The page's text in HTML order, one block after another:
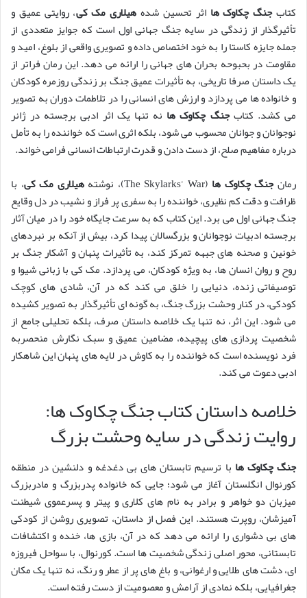
کتابجنگ چکاوک ها اثر تحسین شده هیلاری مک کی، روایتی عمیق و
تأثیرگذار از زندگی در سایه جنگ جهانی اول است که جوایز متعددی از
جمله جایزه کاستا را به خود اختصاص داده و تصویری واقعی از بلوغ، امید و
مقاومت در بحبوحه بحران های جهانی را ارائه می دهد. این رمان فراتر از
یک داستان صرفا تاریخی، به تأثیرات عمیق جنگ بر زندگی روزمره کودکان
و خانواده ها می پردازد و ارزش های انسانی را در تلاطمات دوران به تصویر
می کشد. کتابجنگ چکاوک ها نه تنها یک اثر ادبی برجسته در ژانر
نوجوانان و جوانان محسوب می شود، بلکه اثری است که خواننده را به تأمل
درباره مفاهیم صلح، از دست دادن و قدرت ارتباطات انسانی فرامی خواند.
رمانجنگ چکاوک ها (The Skylarks’ War)، نوشته هیلاری مک کی، با
ظرافت و دقت کم نظیری، خواننده را به سفری پر فراز و نشیب در دل وقایع
جنگ جهانی اول می برد. این کتاب که به سرعت جایگاه خود را در میان آثار
برجسته ادبیات نوجوانان و بزرگسالان پیدا کرد، بیش از آنکه بر نبردهای
خونین و صحنه های جبهه تمرکز کند، به تأثیرات پنهان و آشکار جنگ بر
روح و روان انسان ها، به ویژه کودکان، می پردازد. مک کی با زبانی شیوا و
توصیفاتی زنده، دنیایی را خلق می کند که در آن، شادی های کوچک
کودکی، در کنار وحشت بزرگ جنگ، به گونه ای تأثیرگذار به تصویر کشیده
می شود. این اثر، نه تنها یک خلاصه داستان صرف، بلکه تحلیلی جامع از
شخصیت پردازی های پیچیده، مضامین عمیق و سبک نگارش منحصربه
فرد نویسنده است که خواننده را به کاوش در لایه های پنهان این شاهکار
ادبی دعوت می کند.
خلاصه داستان کتاب جنگ چکاوک ها:
روایت زندگی در سایه وحشت بزرگ
جنگ چکاوک ها با ترسیم تابستان های بی دغدغه و دلنشین در منطقه
کورنوال انگلستان آغاز می شود؛ جایی که خانواده پدربزرگ و مادربزرگ
میزبان دو خواهر و برادر به نام های کلاری و پیتر و پسرعموی شیطنت
آمیزشان، روپرت هستند. این فصل از داستان، تصویری روشن از کودکی
های بی دشواری را ارائه می دهد که در آن، بازی ها، خنده و اکتشافات
تابستانی، محور اصلی زندگی شخصیت ها است. کورنوال، با سواحل فیروزه
ای، دشت های طلایی و ارغوانی، و باغ های پر از عطر و رنگ، نه تنها یک مکان
جغرافیایی، بلکه نمادی از آرامش و معصومیت از دست رفته است.